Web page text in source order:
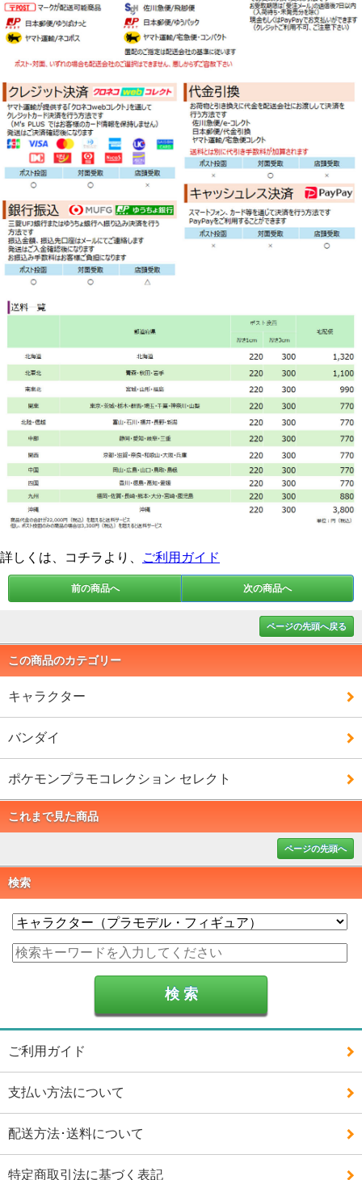
詳しくは、コチラより、 ご利用ガイド
前の商品へ 次の商品へ
ページの先頭へ戻る
この商品のカテゴリー
キャラクター
バンダイ
ポケモンプラモコレクション セレクト
これまで見た商品
ページの先頭へ
検索
ご利用ガイド
支払い方法について
配送方法･送料について
特定商取引法に基づく表記